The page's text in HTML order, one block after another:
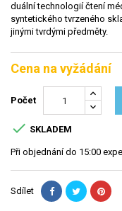
duální technologií čtení
syntetického tvrzeného
jinými tvrdými předměty.
Cena na vyžádání
Počet
 SKLADEM
Při objednání do 15:00
Sdílet